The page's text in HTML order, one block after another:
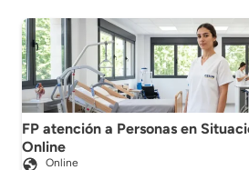
FP atención a Personas en
Online
Online